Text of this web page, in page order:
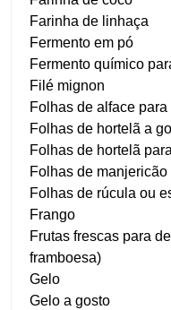
Farinha de linhaça
Fermento em pó
Fermento químico
Filé mignon
Folhas de alface para
Folhas de hortelã a
Folhas de hortelã
Folhas de
Folhas de rúcula ou
Frango
Frutas frescas para
framboesa)
Gelo
Gelo a gosto